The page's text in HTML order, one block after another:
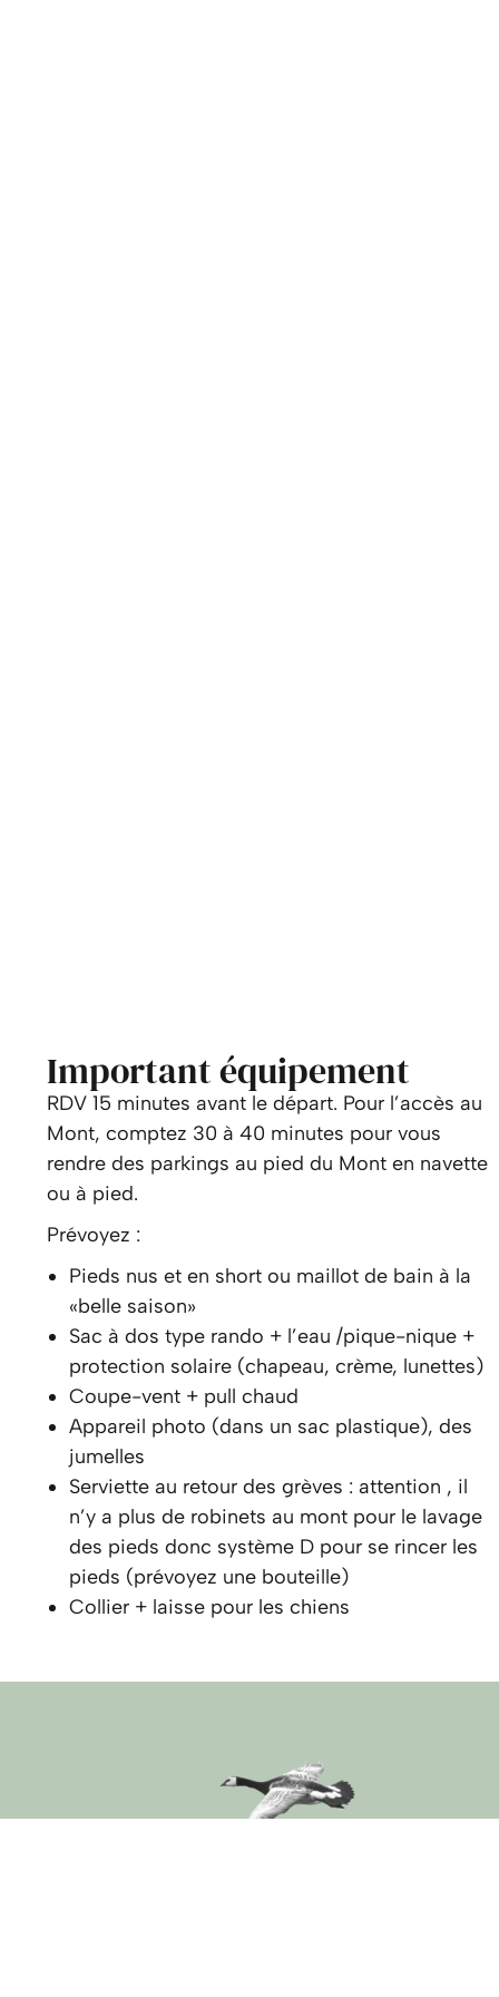
Important équipement
RDV 15 minutes avant le départ. Pour l’accès au
Mont, comptez 30 à 40 minutes pour vous
rendre des parkings au pied du Mont en navette
ou à pied.
Prévoyez :
Pieds nus et en short ou maillot de bain à la
«belle saison»
Sac à dos type rando + l’eau /pique-nique +
protection solaire (chapeau, crème, lunettes)
Coupe-vent + pull chaud
Appareil photo (dans un sac plastique), des
jumelles
Serviette au retour des grèves : attention , il
n’y a plus de robinets au mont pour le lavage
des pieds donc système D pour se rincer les
pieds (prévoyez une bouteille)
Collier + laisse pour les chiens